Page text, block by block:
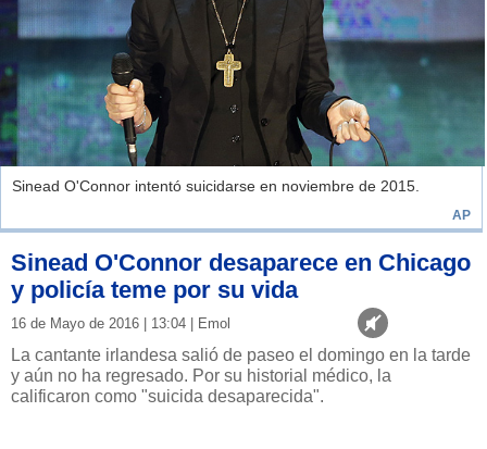
Sinead O'Connor intentó suicidarse en noviembre de 2015.
AP
Sinead O'Connor desaparece en Chicago
y policía teme por su vida
16 de Mayo de 2016 | 13:04 | Emol
La cantante irlandesa salió de paseo el domingo en la tarde
y aún no ha regresado. Por su historial médico, la
calificaron como "suicida desaparecida".